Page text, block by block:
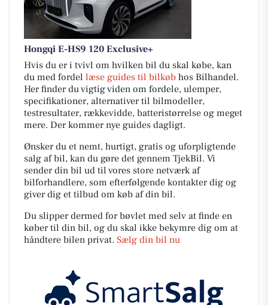
Hongqi E-HS9 120 Exclusive+
Hvis du er i tvivl om hvilken bil du skal købe, kan
du med fordel læse guides til bilkøb hos Bilhandel.
Her finder du vigtig viden om fordele, ulemper,
specifikationer, alternativer til bilmodeller,
testresultater, rækkevidde, batteristørrelse og meget
mere. Der kommer nye guides dagligt.
Ønsker du et nemt, hurtigt, gratis og uforpligtende
salg af bil, kan du gøre det gennem TjekBil. Vi
sender din bil ud til vores store netværk af
bilforhandlere, som efterfølgende kontakter dig og
giver dig et tilbud om køb af din bil.
Du slipper dermed for bøvlet med selv at finde en
køber til din bil, og du skal ikke bekymre dig om at
håndtere bilen privat. Sælg din bil nu